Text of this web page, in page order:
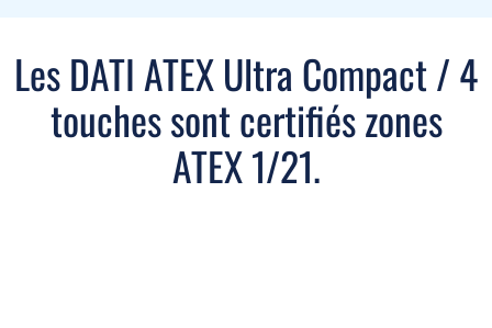
Les DATI ATEX Ultra Compact / 4
touches sont certifiés zones
ATEX 1/21.